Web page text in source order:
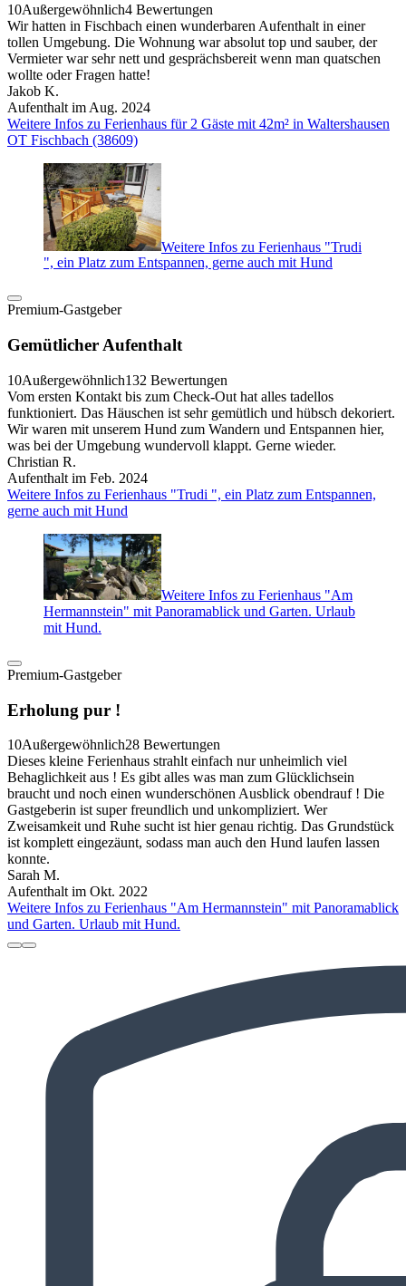
10Außergewöhnlich4 Bewertungen
Wir hatten in Fischbach einen wunderbaren Aufenthalt in einer
tollen Umgebung. Die Wohnung war absolut top und sauber, der
Vermieter war sehr nett und gesprächsbereit wenn man quatschen
wollte oder Fragen hatte!
Jakob K.
Aufenthalt im Aug. 2024
Weitere Infos zu Ferienhaus für 2 Gäste mit 42m² in Waltershausen
OT Fischbach (38609)
Weitere Infos zu Ferienhaus "Trudi
", ein Platz zum Entspannen, gerne auch mit Hund
Premium-Gastgeber
Gemütlicher Aufenthalt
10Außergewöhnlich132 Bewertungen
Vom ersten Kontakt bis zum Check-Out hat alles tadellos
funktioniert. Das Häuschen ist sehr gemütlich und hübsch dekoriert.
Wir waren mit unserem Hund zum Wandern und Entspannen hier,
was bei der Umgebung wundervoll klappt. Gerne wieder.
Christian R.
Aufenthalt im Feb. 2024
Weitere Infos zu Ferienhaus "Trudi ", ein Platz zum Entspannen,
gerne auch mit Hund
Weitere Infos zu Ferienhaus "Am
Hermannstein" mit Panoramablick und Garten. Urlaub
mit Hund.
Premium-Gastgeber
Erholung pur !
10Außergewöhnlich28 Bewertungen
Dieses kleine Ferienhaus strahlt einfach nur unheimlich viel
Behaglichkeit aus ! Es gibt alles was man zum Glücklichsein
braucht und noch einen wunderschönen Ausblick obendrauf ! Die
Gastgeberin ist super freundlich und unkompliziert. Wer
Zweisamkeit und Ruhe sucht ist hier genau richtig. Das Grundstück
ist komplett eingezäunt, sodass man auch den Hund laufen lassen
konnte.
Sarah M.
Aufenthalt im Okt. 2022
Weitere Infos zu Ferienhaus "Am Hermannstein" mit Panoramablick
und Garten. Urlaub mit Hund.